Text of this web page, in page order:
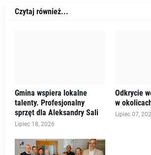
Czytaj również...
Gmina wspiera lokalne
talenty. Profesjonalny
sprzęt dla Aleksandry Sali
Lipiec 18, 2026
Odkrycie
w
Lipiec 07,